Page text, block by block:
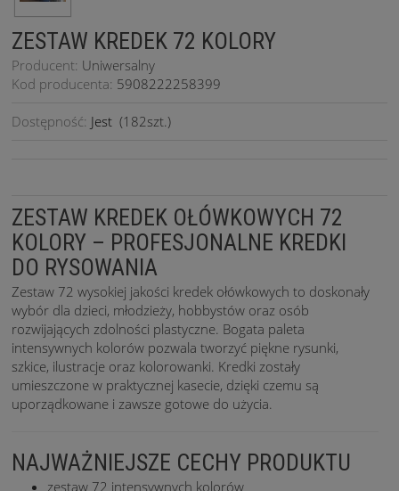
ZESTAW KREDEK 72 KOLORY
Producent: Uniwersalny
Kod producenta: 5908222258399
Dostępność: Jest (182szt.)
ZESTAW KREDEK OŁÓWKOWYCH 72
KOLORY – PROFESJONALNE KREDKI
DO RYSOWANIA
Zestaw 72 wysokiej jakości kredek ołówkowych to doskonały
wybór dla dzieci, młodzieży, hobbystów oraz osób
rozwijających zdolności plastyczne. Bogata paleta
intensywnych kolorów pozwala tworzyć piękne rysunki,
szkice, ilustracje oraz kolorowanki. Kredki zostały
umieszczone w praktycznej kasecie, dzięki czemu są
uporządkowane i zawsze gotowe do użycia.
NAJWAŻNIEJSZE CECHY PRODUKTU
zestaw 72 intensywnych kolorów